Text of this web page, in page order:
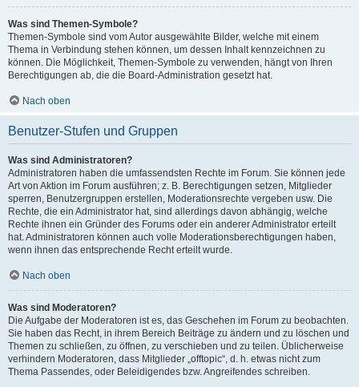
Was sind Themen-Symbole?
Themen-Symbole sind vom Autor ausgewählte Bilder, welche mit einem
Thema in Verbindung stehen können, um dessen Inhalt kennzeichnen zu
können. Die Möglichkeit, Themen-Symbole zu verwenden, hängt von Ihren
Berechtigungen ab, die die Board-Administration gesetzt hat.
Nach oben
Benutzer-Stufen und Gruppen
Was sind Administratoren?
Administratoren haben die umfassendsten Rechte im Forum. Sie können jede
Art von Aktion im Forum ausführen; z. B. Berechtigungen setzen, Mitglieder
sperren, Benutzergruppen erstellen, Moderationsrechte vergeben usw. Die
Rechte, die ein Administrator hat, sind allerdings davon abhängig, welche
Rechte ihnen ein Gründer des Forums oder ein anderer Administrator erteilt
hat. Administratoren können auch volle Moderationsberechtigungen haben,
wenn ihnen das entsprechende Recht erteilt wurde.
Nach oben
Was sind Moderatoren?
Die Aufgabe der Moderatoren ist es, das Geschehen im Forum zu beobachten.
Sie haben das Recht, in ihrem Bereich Beiträge zu ändern und zu löschen und
Themen zu schließen, zu öffnen, zu verschieben und zu teilen. Üblicherweise
verhindern Moderatoren, dass Mitglieder „offtopic“, d. h. etwas nicht zum
Thema Passendes, oder Beleidigendes bzw. Angreifendes schreiben.